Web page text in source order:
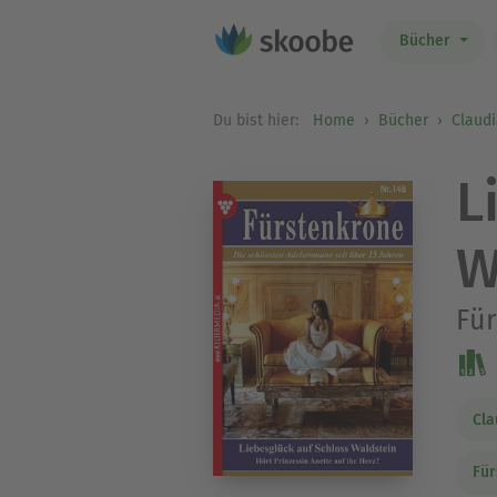
Bücher
Du bist hier: Home Bücher